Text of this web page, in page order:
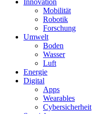
Innovation
Mobilität
Robotik
Forschung
Umwelt
Boden
Wasser
Luft
Energie
Digital
Apps
Wearables
Cybersicherheit